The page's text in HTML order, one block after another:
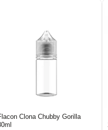
Clona Chubby Gorilla